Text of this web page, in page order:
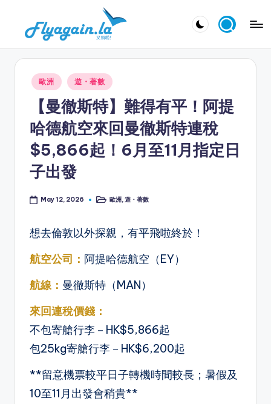
飛
Posted
in
歐洲 遊・著數
【曼徹斯特】難得有平！阿提
哈德航空來回曼徹斯特連稅
$5,866起！6月至11月指定日
子出發
May 12, 2026
Posted
歐洲 ,遊・著數
想去倫敦以外探親，有平飛啦終於！
航空公司： 阿提哈德航空（EY）
航線： 曼徹斯特（MAN）
來回連稅價錢 ：
不包寄艙行李－HK$5,866起
包25kg寄艙行李－HK$6,200起
**留意機票較平日子轉機時間較長；暑假及
10至11月出發會稍貴**